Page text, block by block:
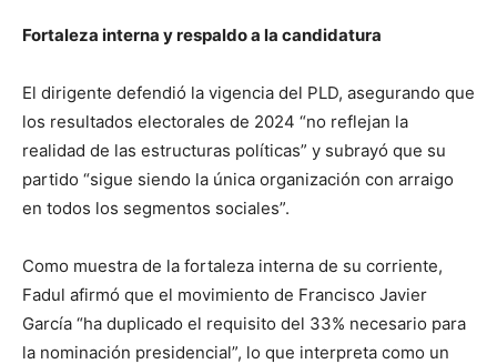
Fortaleza interna y respaldo a la candidatura
El dirigente defendió la vigencia del PLD, asegurando que
los resultados electorales de 2024 “no reflejan la
realidad de las estructuras políticas” y subrayó que su
partido “sigue siendo la única organización con arraigo
en todos los segmentos sociales”.
Como muestra de la fortaleza interna de su corriente,
Fadul afirmó que el movimiento de Francisco Javier
García “ha duplicado el requisito del 33% necesario para
la nominación presidencial”, lo que interpreta como un